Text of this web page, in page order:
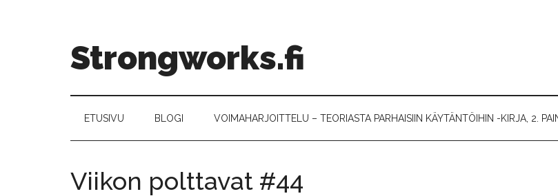
Strongworks.fi
ETUSIVU BLOGI VOIMAHARJOITTELU – TEORIASTA PARHAISIIN KÄYTÄNTÖIHIN -KIRJA, 2.
Viikon polttavat #44